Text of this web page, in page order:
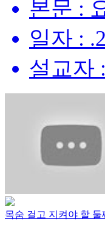
본문 :
일자 :
설교자
목숨 걸고 지켜야 할